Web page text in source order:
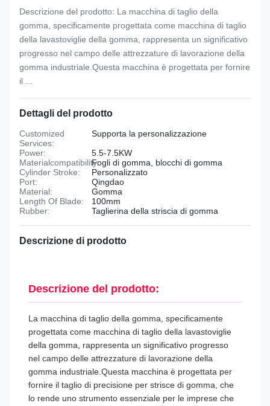
Descrizione del prodotto: La macchina di taglio della
gomma, specificamente progettata come macchina di taglio
della lavastoviglie della gomma, rappresenta un significativo
progresso nel campo delle attrezzature di lavorazione della
gomma industriale.Questa macchina è progettata per fornire
il ...
Dettagli del prodotto
Customized
Services:
Supporta la personalizzazione
Power:
5.5-7.5KW
Materialcompatibility:Fogli di gomma, blocchi di gomma
Cylinder Stroke:
Personalizzato
Port:
Qingdao
Material:
Gomma
Length Of Blade:
100mm
Rubber:
Taglierina della striscia di gomma
Descrizione di prodotto
Descrizione del prodotto:
La macchina di taglio della gomma, specificamente
progettata come macchina di taglio della lavastoviglie
della gomma, rappresenta un significativo progresso
nel campo delle attrezzature di lavorazione della
gomma industriale.Questa macchina è progettata per
fornire il taglio di precisione per strisce di gomma, che
lo rende uno strumento essenziale per le imprese che